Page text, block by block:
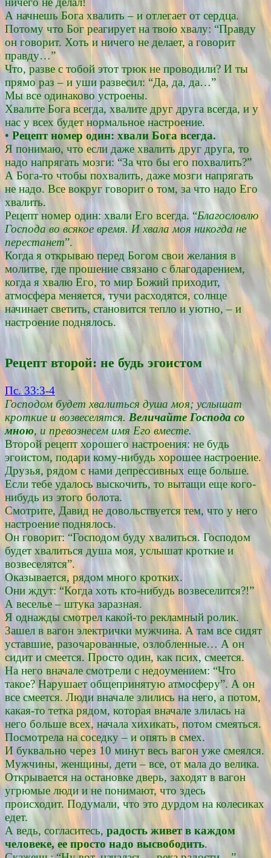
А начнешь Бога хвалить – и отлегает от сердца.
Потому что Бог реагирует на твою хвалу: “Правду
он говорит. Хоть и ничего не делает, а говорит
правду…”
Что, разве с тобой этот трюк не проводили? И ты
прямо раз – и уши развесил: “Да, да, да…”
Мы все одинаково устроены.
Хвалите Бога всегда, хвалите друг друга всегда, и у
нас у всех будет нормальное настроение.
• Рецепт номер один: хвали Бога всегда.
Я понимаю, что если даже хвалить друг друга, то
надо напрягать мозги: “За что бы его похвалить?”
А Бога-то чтобы похвалить, даже мозги напрягать
не надо. Все вокруг говорит о том, за что надо Его
хвалить.
Рецепт номер один: хвали Его всегда. “Благословлю
Господа во всякое время. И хвала моя никогда не
перестанет”.
Когда я открываю перед Богом свои желания в
молитве, где прошение связано с благодарением,
когда я хвалю Его, то мир Божий приходит,
атмосфера меняется, тучи расходятся, солнце
начинает светить, становится тепло и уютно, – и
настроение поднялось.
Рецепт второй: не будь эгоистом
Пс. 33:3-4
Господом будет хвалиться душа моя; услышат
кроткие и возвеселятся. Величайте Господа со
мною, и превознесем имя Его вместе.
Второй рецепт хорошего настроения: не будь
эгоистом, подари кому-нибудь хорошее настроение.
Друзья, рядом с нами депрессивных еще больше.
Если тебе удалось выскочить, то вытащи еще кого-
нибудь из этого болота.
Смотрите, Давид не довольствуется тем, что у него
настроение поднялось.
Он говорит: “Господом буду хвалиться. Господом
будет хвалиться душа моя, услышат кроткие и
возвеселятся”.
Оказывается, рядом много кротких.
Они ждут: “Когда хоть кто-нибудь возвеселится?!”
А веселье – штука заразная.
Я однажды смотрел какой-то рекламный ролик.
Зашел в вагон электрички мужчина. А там все сидят
уставшие, разочарованные, озлобленные… А он
сидит и смеется. Просто один, как псих, смеется.
На него вначале смотрели с недоумением: “Что
такое? Нарушает общепринятую атмосферу”. А он
все смеется. Люди вначале злились на него, а потом,
какая-то тетка рядом, которая вначале злилась на
него больше всех, начала хихикать, потом смеяться.
Посмотрела на соседку – и опять в смех.
И буквально через 10 минут весь вагон уже смеялся.
Мужчины, женщины, дети – все, от мала до велика.
Открывается на остановке дверь, заходят в вагон
угрюмые люди и не понимают, что здесь
происходит. Подумали, что это дурдом на колесиках
едет.
А ведь, согласитесь, радость живет в каждом
человеке, ее просто надо высвободить.